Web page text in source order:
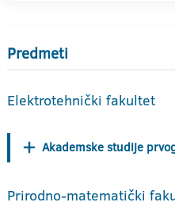
Predmeti
Elektrotehnički fakultet
Akademske studije
Prirodno-matematički